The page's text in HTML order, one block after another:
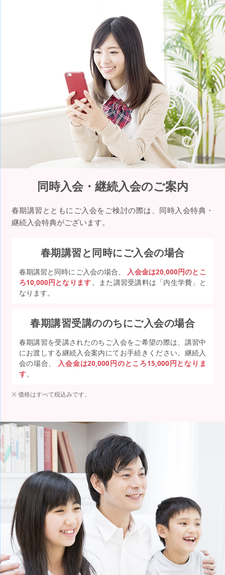
同時入会・継続入会のご案内
春期講習とともにご入会をご検討の際は、同時入会特典・
継続入会特典がございます。
春期講習と同時にご入会の場合
春期講習と同時にご入会の場合、
入会金は20,000円のとこ
ろ10,000円となります。また講習受講料は「内生学費」と
なります。
春期講習受講ののちにご入会の場合
春期講習を受講されたのちご入会をご希望の際は、講習中
にお渡しする継続入会案内にてお手続きください。継続入
会の場合、
入会金は20,000円のところ15,000円となりま
す。
価格はすべて税込みです。